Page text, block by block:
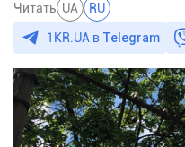
Читать UA RU
1KR.UA в Telegram